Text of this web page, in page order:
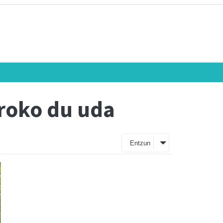
du uda
Entzun